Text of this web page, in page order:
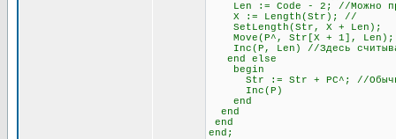
Len := Code - 2; //Можно
X := Length(Str); //
SetLength(Str, X +
Move(P^, Str[X + 1],
Inc(P, Len) //Здесь
end else
begin
Str := Str + PC^; //Обычное
Inc(P)
end
end
end
end;